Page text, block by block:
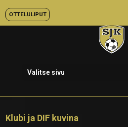
OTTELULIPUT
Valitse sivu
Klubi ja DIF kuvina